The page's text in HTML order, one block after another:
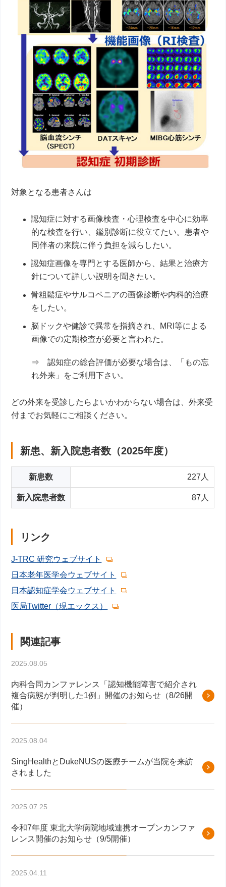
対象となる患者さんは
認知症に対する画像検査・心理検査を中心に効率
的な検査を行い、鑑別診断に役立てたい。患者や
同伴者の来院に伴う負担を減らしたい。
認知症画像を専門とする医師から、結果と治療方
針について詳しい説明を聞きたい。
骨粗鬆症やサルコペニアの画像診断や内科的治療
をしたい。
脳ドックや健診で異常を指摘され、MRI等による
画像での定期検査が必要と言われた。
⇒ 認知症の総合評価が必要な場合は、「もの忘
れ外来」をご利用下さい。
どの外来を受診したらよいかわからない場合は、外来受
付までお気軽にご相談ください。
新患、新入院患者数（2025年度）
新患数 227人
新入院患者数 87人
リンク
J-TRC 研究ウェブサイト
日本老年医学会ウェブサイト
日本認知症学会ウェブサイト
医局Twitter（現エックス）
関連記事
2025.08.05
内科合同カンファレンス「認知機能障害で紹介され
複合病態が判明した1例」開催のお知らせ（8/26開
催）
2025.08.04
SingHealthとDukeNUSの医療チームが当院を来訪
されました
2025.07.25
令和7年度 東北大学病院地域連携オープンカンファ
レンス開催のお知らせ（9/5開催）
2025.04.11